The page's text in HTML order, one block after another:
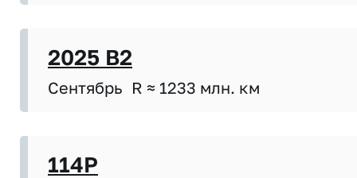
2025 B2
Сентябрь R ≈ 1233 млн. км
114P